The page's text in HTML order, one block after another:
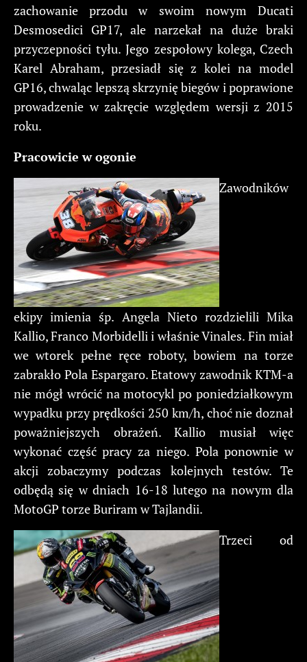
zachowanie przodu w swoim nowym Ducati
Desmosedici GP17, ale narzekał na duże braki
przyczepności tyłu. Jego zespołowy kolega, Czech
Karel Abraham, przesiadł się z kolei na model
GP16, chwaląc lepszą skrzynię biegów i poprawione
prowadzenie w zakręcie względem wersji z 2015
roku.
Pracowicie w ogonie
Zawodników
ekipy imienia śp. Angela Nieto rozdzielili Mika
Kallio, Franco Morbidelli i właśnie Vinales. Fin miał
we wtorek pełne ręce roboty, bowiem na torze
zabrakło Pola Espargaro. Etatowy zawodnik KTM-a
nie mógł wrócić na motocykl po poniedziałkowym
wypadku przy prędkości 250 km/h, choć nie doznał
poważniejszych obrażeń. Kallio musiał więc
wykonać część pracy za niego. Pola ponownie w
akcji zobaczymy podczas kolejnych testów. Te
odbędą się w dniach 16-18 lutego na nowym dla
MotoGP torze Buriram w Tajlandii.
Trzeci od